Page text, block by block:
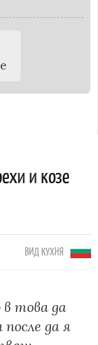
и козе
ВИД КУХНЯ
това да
да я